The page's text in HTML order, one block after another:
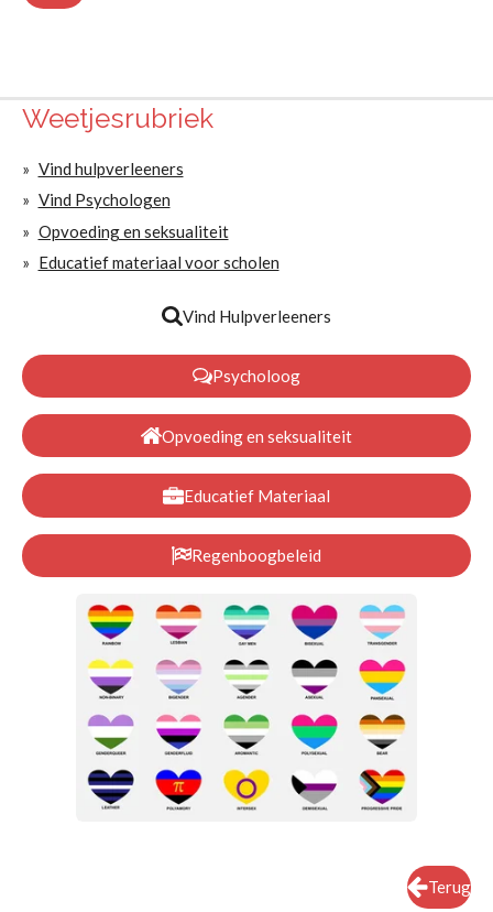
Weetjesrubriek
Vind hulpverleeners
Vind Psychologen
Opvoeding en seksualiteit
Educatief materiaal voor scholen
Vind Hulpverleeners
Psycholoog
Opvoeding en seksualiteit
Educatief Materiaal
Regenboogbeleid
Terug